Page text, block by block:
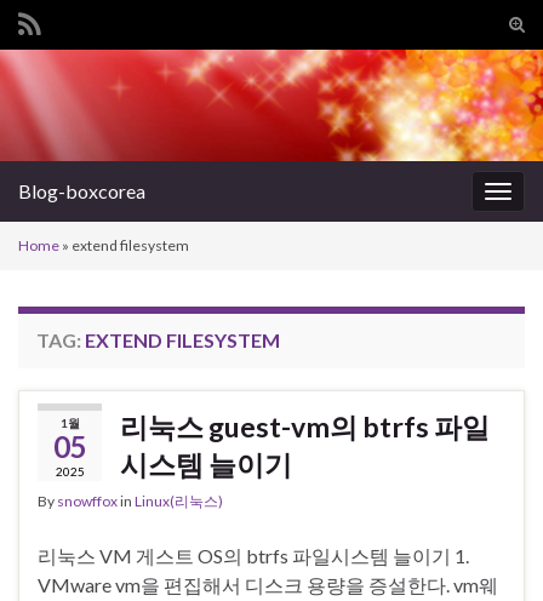
Search for:
Blog-boxcorea
Home » extend filesystem
TAG: EXTEND FILESYSTEM
1월
05
2025
리눅스 guest-vm의 btrfs 파일
시스템 늘이기
By snowffoxin Linux(리눅스)
리눅스 VM 게스트 OS의 btrfs 파일시스템 늘이기 1.
VMware vm을 편집해서 디스크 용량을 증설한다. vm웨